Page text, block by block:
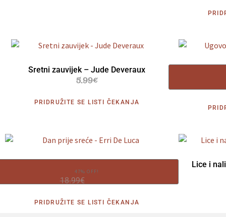
Sretni zauvijek – Jude Deveraux
5.99€
PRIDRUŽITE SE LISTI ČEKANJA
47% OFF!
18.99€
PRIDRUŽITE SE LISTI ČEKANJA
Lice i